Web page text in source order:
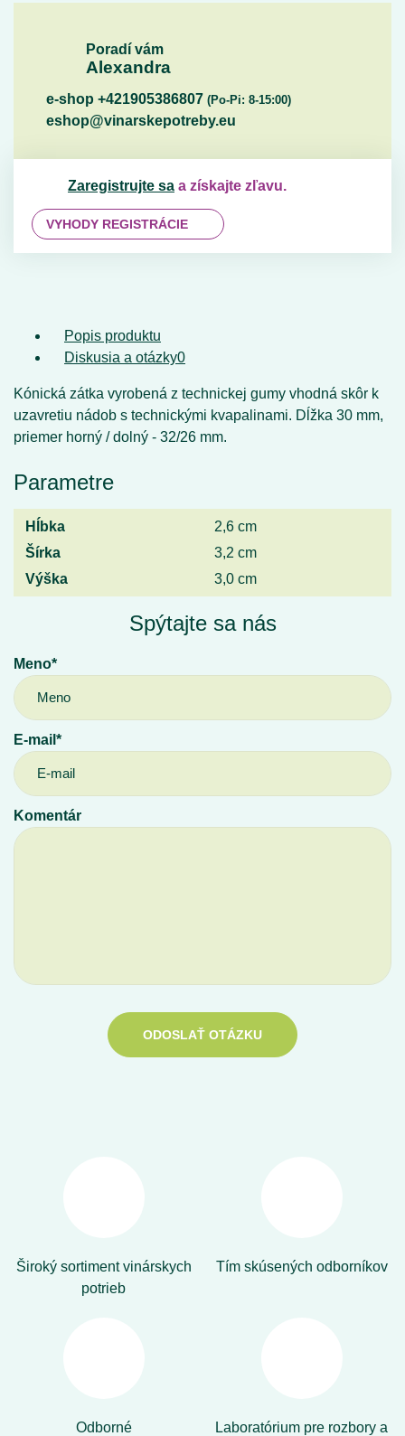
Poradí vám
Alexandra
e-shop +421905386807 (Po-Pi: 8-15:00)
eshop@vinarskepotreby.eu
Zaregistrujte sa a získajte zľavu.
VYHODY REGISTRÁCIE
Popis produktu
Diskusia a otázky0
Kónická zátka vyrobená z technickej gumy vhodná skôr k
uzavretiu nádob s technickými kvapalinami. Dĺžka 30 mm,
priemer horný / dolný - 32/26 mm.
Parametre
Hĺbka
2,6 cm
Šírka
3,2 cm
Výška
3,0 cm
Spýtajte sa nás
Meno*
E-mail*
Komentár
ODOSLAŤ OTÁZKU
Široký sortiment vinárskych
potrieb
Tím skúsených odborníkov
Odborné
Laboratórium pre rozbory a